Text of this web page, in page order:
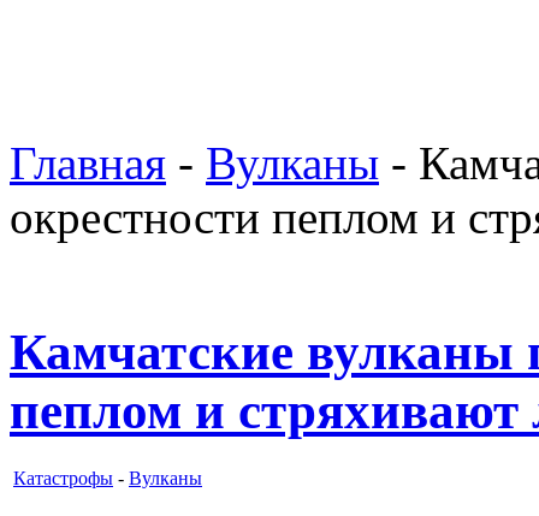
Главная - Вулканы -
окрестности пеплом и
Камчатские вулканы
пеплом и
Катастрофы - Вулканы